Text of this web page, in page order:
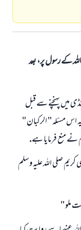
کے رسول پر، بعد
ميں پہنچنے سے قبل
اس مسئلہ " الركبان "
نے منع فرمايا ہے.
صلى اللہ عليہ وسلم
ملو "